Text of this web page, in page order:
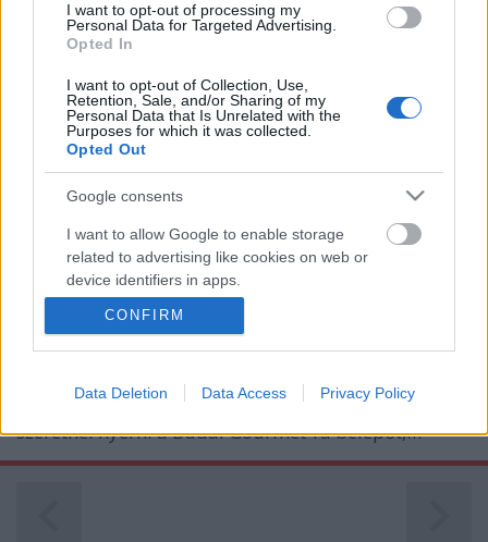
I want to opt-out of processing my
Personal Data for Targeted Advertising.
Opted In
I want to opt-out of Collection, Use,
Retention, Sale, and/or Sharing of my
Personal Data that Is Unrelated with the
Purposes for which it was collected.
Opted Out
Google consents
I want to allow Google to enable storage
related to advertising like cookies on web or
device identifiers in apps.
I want to allow my user data to be sent to
Google for online advertising purposes.
I want to allow Google to send me
I want to allow Google to enable storage
CONFIRM
Data Deletion Data Access Privacy Policy
világevő•2011. június 02.
Mire jó egy szakácskönyv? Milyen egy jó
szakácskönyv? Használhatók a szakácskönyvek? Van
értelme annak a rengeteg új (vagy újnak látszó)
szakácskönyvnek, ami minden évben megjelenik a
könyvesboltokban? (szolgálati közlemény: Ha
szeretnél nyerni a Budai Gourmet-ra belépőt,…